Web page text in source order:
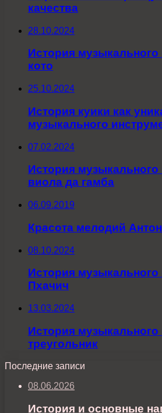
качества
28.10.2024
История музыкального
кото
25.10.2024
История куики как
музыкального
07.02.2024
История музыкального
виола да гамба
06.09.2019
Красота мелодий
08.10.2024
История музыкального
Пхачич
13.03.2024
История музыкального
треугольник
Последние записи
08.06.2026
История и основные